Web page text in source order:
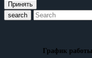
Принять
search
График